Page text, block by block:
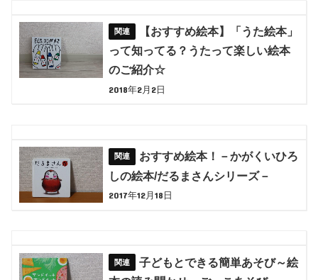
【おすすめ絵本】「うた絵本」
って知ってる？うたって楽しい絵本
のご紹介☆
2018年2月2日
おすすめ絵本！－かがくいひろ
しの絵本/だるまさんシリーズ－
2017年12月18日
子どもとできる簡単あそび～絵